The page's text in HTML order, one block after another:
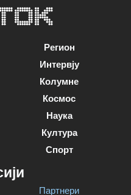
Регион
Интервју
Колумне
Космос
Наука
Култура
Спорт
Партнери